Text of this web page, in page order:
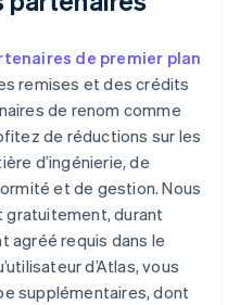
de premier plan
remises et des crédits
de renom comme
de réductions sur les
d’ingénierie, de
et de gestion. Nous
gratuitement, durant
agréé requis dans le
d’Atlas, vous
supplémentaires, dont